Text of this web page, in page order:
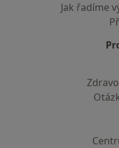
Jak řadíme